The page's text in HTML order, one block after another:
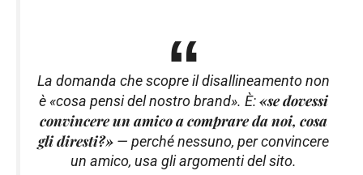
La domanda che scopre il disallineamento non
è «cosa pensi del nostro brand». È: «se dovessi
convincere un amico a comprare da noi, cosa
gli diresti?» — perché nessuno, per convincere
un amico, usa gli argomenti del sito.